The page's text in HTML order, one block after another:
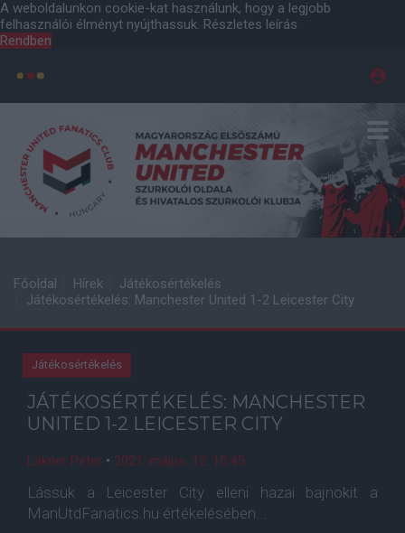
A weboldalunkon cookie-kat használunk, hogy a legjobb
felhasználói élményt nyújthassuk. Részletes leírás
Rendben
Főoldal Hírek
Játékosértékelés
Játékosértékelés: Manchester United 1-2 Leicester City
Játékosértékelés
JÁTÉKOSÉRTÉKELÉS: MANCHESTER
UNITED 1-2 LEICESTER CITY
Lakner Péter • 2021. május. 12. 10:45
Lássuk a Leicester City elleni hazai bajnokit a
ManUtdFanatics.hu értékelésében...